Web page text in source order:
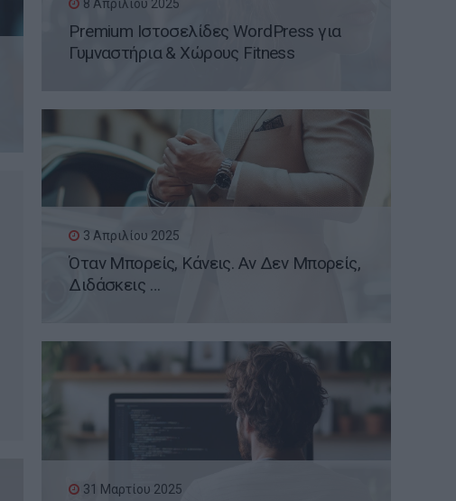
8 Απριλίου 2025
Premium Ιστοσελίδες WordPress για
Γυμναστήρια & Χώρους Fitness
3 Απριλίου 2025
Όταν Μπορείς, Κάνεις. Αν Δεν Μπορείς,
Διδάσκεις …
31 Μαρτίου 2025